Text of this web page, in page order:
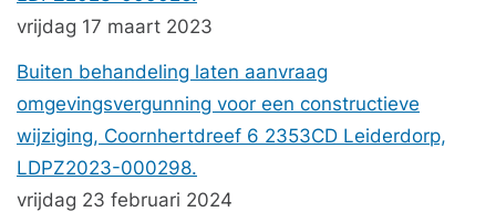
vrijdag 17 maart 2023
Buiten behandeling laten aanvraag
omgevingsvergunning voor een constructieve
wijziging, Coornhertdreef 6 2353CD Leiderdorp,
LDPZ2023-000298.
vrijdag 23 februari 2024